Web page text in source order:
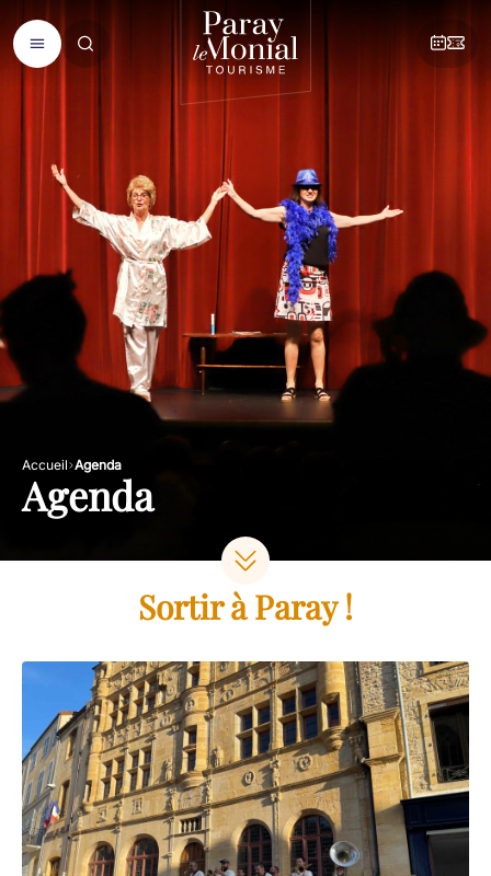
Accueil Agenda
Agenda
Sortir à Paray !